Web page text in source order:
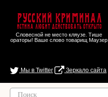
Русский Криминал
Истина любит действовать открыто
Словесной не место кляузе. Тише
ораторы! Ваше слово товарищ Маузер
Мы в Twitter Зеркало сайта